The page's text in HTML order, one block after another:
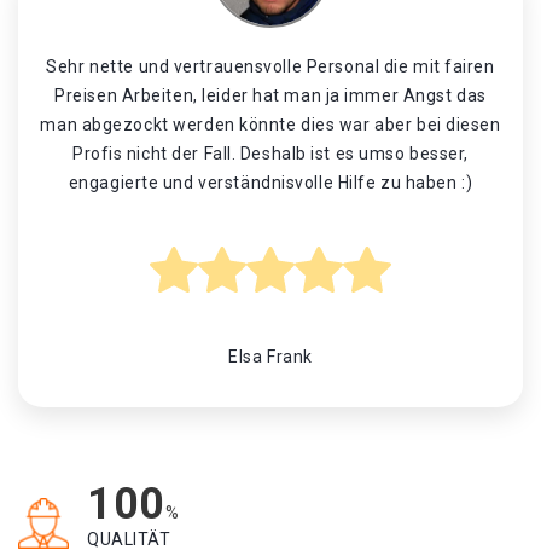
Sehr nette und vertrauensvolle Personal die mit fairen
Preisen Arbeiten, leider hat man ja immer Angst das
man abgezockt werden könnte dies war aber bei diesen
Profis nicht der Fall. Deshalb ist es umso besser,
engagierte und verständnisvolle Hilfe zu haben :)
Elsa Frank
100%
QUALITÄT